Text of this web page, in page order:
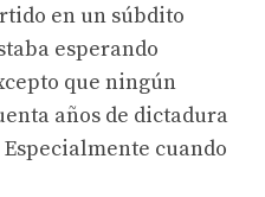
en un súbdito
esperando
que ningún
años de dictadura
cuando